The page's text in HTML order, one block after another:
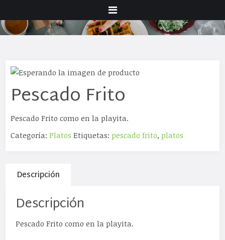
Pescado Frito
Pescado Frito como en la playita.
Categoría:Platos Etiquetas:pescado frito,platos
Descripción
Descripción
Pescado Frito como en la playita.